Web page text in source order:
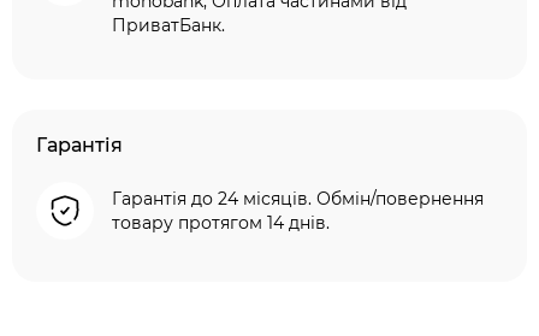
ПриватБанк.
Гарантія
Гарантія до 24 місяців. Обмін/повернення
товару протягом 14 днів.